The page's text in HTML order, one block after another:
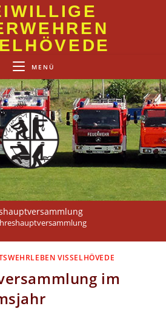
MENÜ
VISSELHÖVEDE
im